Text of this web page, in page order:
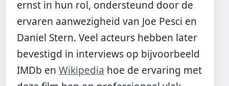
ernst in hun rol, ondersteund door de
ervaren aanwezigheid van Joe Pesci en
Daniel Stern. Veel acteurs hebben later
bevestigd in interviews op bijvoorbeeld
IMDb en Wikipedia hoe de ervaring met